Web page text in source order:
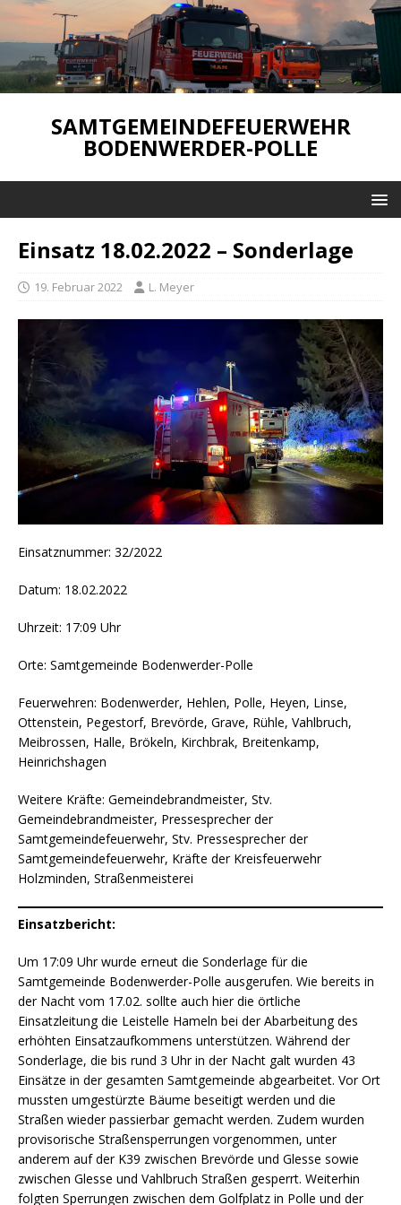
SAMTGEMEINDEFEUERWEHR
BODENWERDER-POLLE
Einsatz 18.02.2022 – Sonderlage
19. Februar 2022 L. Meyer
Einsatznummer: 32/2022
Datum: 18.02.2022
Uhrzeit: 17:09 Uhr
Orte: Samtgemeinde Bodenwerder-Polle
Feuerwehren: Bodenwerder, Hehlen, Polle, Heyen, Linse,
Ottenstein, Pegestorf, Brevörde, Grave, Rühle, Vahlbruch,
Meibrossen, Halle, Brökeln, Kirchbrak, Breitenkamp,
Heinrichshagen
Weitere Kräfte: Gemeindebrandmeister, Stv.
Gemeindebrandmeister, Pressesprecher der
Samtgemeindefeuerwehr, Stv. Pressesprecher der
Samtgemeindefeuerwehr, Kräfte der Kreisfeuerwehr
Holzminden, Straßenmeisterei
Einsatzbericht:
Um 17:09 Uhr wurde erneut die Sonderlage für die
Samtgemeinde Bodenwerder-Polle ausgerufen. Wie bereits in
der Nacht vom 17.02. sollte auch hier die örtliche
Einsatzleitung die Leistelle Hameln bei der Abarbeitung des
erhöhten Einsatzaufkommens unterstützen. Während der
Sonderlage, die bis rund 3 Uhr in der Nacht galt wurden 43
Einsätze in der gesamten Samtgemeinde abgearbeitet. Vor Ort
mussten umgestürzte Bäume beseitigt werden und die
Straßen wieder passierbar gemacht werden. Zudem wurden
provisorische Straßensperrungen vorgenommen, unter
anderem auf der K39 zwischen Brevörde und Glesse sowie
zwischen Glesse und Vahlbruch Straßen gesperrt. Weiterhin
folgten Sperrungen zwischen dem Golfplatz in Polle und der